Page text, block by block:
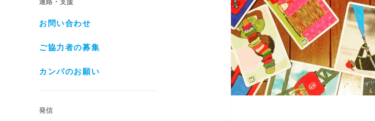
お問い合わせ
ご協力者の募集
カンパのお願い
発信